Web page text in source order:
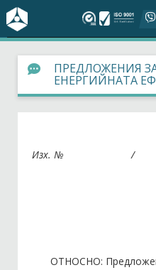
За БСК
На фокус
ПРЕДЛОЖЕНИЯ
ЕНЕРГИЙНАТА
Изх. № /
ОТНОСНО: